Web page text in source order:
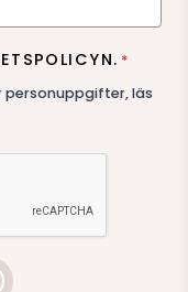
*
personuppgifter,läs